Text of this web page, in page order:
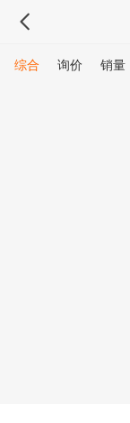
综合 询价 销量